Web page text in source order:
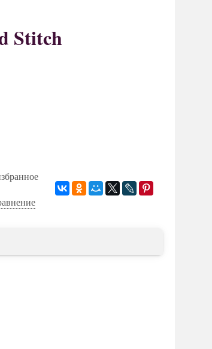
отсутствует
Stitch